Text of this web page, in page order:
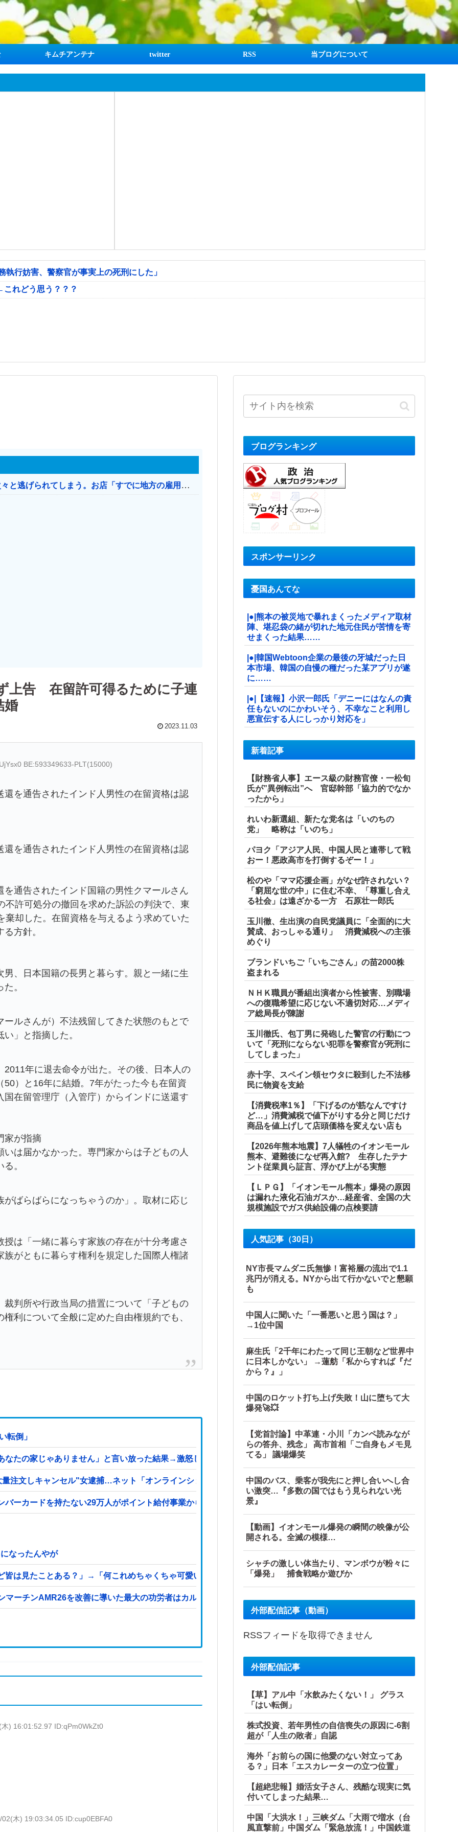
キムチアンテナ twitter RSS 当ブログについて
行妨害、警察官が事実上の死刑にした」
れどう思う？？？
日本のお店、時給1500円でもミャンマー人に次々と逃げられてしまう。お店「すでに地方の雇用は崩壊」
上告 在留許可得るために子連
婚
2023.11.03
BE:593349633-PLT(15000)
を通告されたインド人男性の在留資格は認
を通告されたインド人男性の在留資格は認
通告されたインド国籍の男性クマールさん
許可処分の撤回を求めた訴訟の判決で、東
却した。在留資格を与えるよう求めていた
方針。
、日本国籍の長男と暮らす。親と一緒に生
。
ルさんが）不法残留してきた状態のもとで
」と指摘した。
年に退去命令が出た。その後、日本人の
）と16年に結婚。7年がたった今も在留資
在留管理庁（入管庁）からインドに送還す
家が指摘
は届かなかった。専門家からは子どもの人
。
ばらばらになっちゃうのか」。取材に応じ
は「一緒に暮らす家族の存在が十分考慮さ
がともに暮らす権利を規定した国際人権諸
判所や行政当局の措置について「子どもの
利について全般に定めた自由権規約でも、
転倒」
たの家じゃありません」と言い放った結果→激怒したトメが自ら〇〇を口にして最高の展開へｗｗｗｗｗｗ
注文しキャンセル"女逮捕…ネット「オンラインショップを売り切れ状態にして商品相場を操作してたので...
ーカードを持たない29万人がポイント給付事業から排除された」
なったんやが
は見たことある？」→「何これめちゃくちゃ可愛いｗｗ」【海外の反応】
ーチンAMR26を改善に導いた最大の功労者はカルディレ他
) 16:01:52.97 ID:qPm0WkZt0
木) 19:03:34.05 ID:cup0EBFA0
ブログランキング
スポンサーリンク
憂国あんてな
|●|熊本の被災地で暴れまくったメディア取材
陣、堪忍袋の緒が切れた地元住民が苦情を寄
せまくった結果……
|●|韓国Webtoon企業の最後の牙城だった日
本市場、韓国の自慢の種だった某アプリが遂
に……
|●|【速報】小沢一郎氏「デニーにはなんの責
任もないのにかわいそう、不幸なこと利用し
悪宣伝する人にしっかり対応を」
新着記事
【財務省人事】エース級の財務官僚・一松旬
氏が”異例転出”へ 官邸幹部「協力的でなか
ったから」
れいわ新選組、新たな党名は「いのちの
党」 略称は「いのち」
パヨク「アジア人民、中国人民と連帯して戦
おー！悪政高市を打倒するぞー！」
松のや「ママ応援企画」がなぜ許されない？
「窮屈な世の中」に住む不幸、「尊重し合え
る社会」は遠ざかる一方 石原壮一郎氏
玉川徹、生出演の自民党議員に「全面的に大
賛成、おっしゃる通り」 消費減税への主張
めぐり
ブランドいちご「いちごさん」の苗2000株
盗まれる
ＮＨＫ職員が番組出演者から性被害、別職場
への復職希望に応じない不適切対応…メディ
ア総局長が陳謝
玉川徹氏、包丁男に発砲した警官の行動につ
いて「死刑にならない犯罪を警察官が死刑に
してしまった」
赤十字、スペイン領セウタに殺到した不法移
民に物資を支給
【消費税率1％】「下げるのが筋なんですけ
ど…」消費減税で値下がりする分と同じだけ
商品を値上げして店頭価格を変えない店も
【2026年熊本地震】7人犠牲のイオンモール
熊本、避難後になぜ再入館? 生存したテナ
ント従業員ら証言、浮かび上がる実態
【ＬＰＧ】「イオンモール熊本」爆発の原因
は漏れた液化石油ガスか…経産省、全国の大
規模施設でガス供給設備の点検要請
人気記事（30日）
NY市長マムダニ氏無惨！富裕層の流出で1.1
兆円が消える。NYから出て行かないでと懇願
も
中国人に聞いた「一番悪いと思う国は？」
→1位中国
麻生氏「2千年にわたって同じ王朝など世界中
に日本しかない」 →蓮舫「私からすれば『だ
から？』」
中国のロケット打ち上げ失敗！山に堕ちて大
爆発🚀💥
【党首討論】中革連・小川「カンペ読みなが
らの答弁、残念」 高市首相「ご自身もメモ見
てる」 議場爆笑
中国のバス、乗客が我先にと押し合いへし合
い激突…『多数の国ではもう見られない光
景』
【動画】イオンモール爆発の瞬間の映像が公
開される。全滅の模様…
シャチの激しい体当たり、マンボウが粉々に
「爆発」 捕食戦略か遊びか
外部配信記事（動画）
RSSフィードを取得できません
外部配信記事
【草】アル中「水飲みたくない！」 グラス
「はい転倒」
株式投資、若年男性の自信喪失の原因に-6割
超が「人生の敗者」自認
海外「お前らの国に他愛のない対立ってあ
る？」日本「エスカレーターの立つ位置」
【超絶悲報】婚活女子さん、残酷な現実に気
付いてしまった結果…
中国「大洪水！」三峡ダム「大雨で増水（台
風直撃前」中国ダム「緊急放流！」中国鉄道